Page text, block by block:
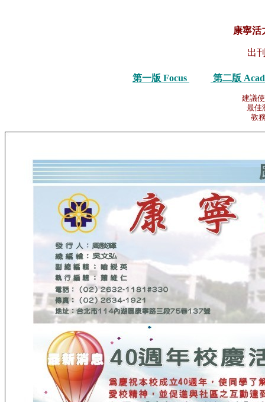
康寧活
出
第一版 Focus 第二版
建議
最佳
教